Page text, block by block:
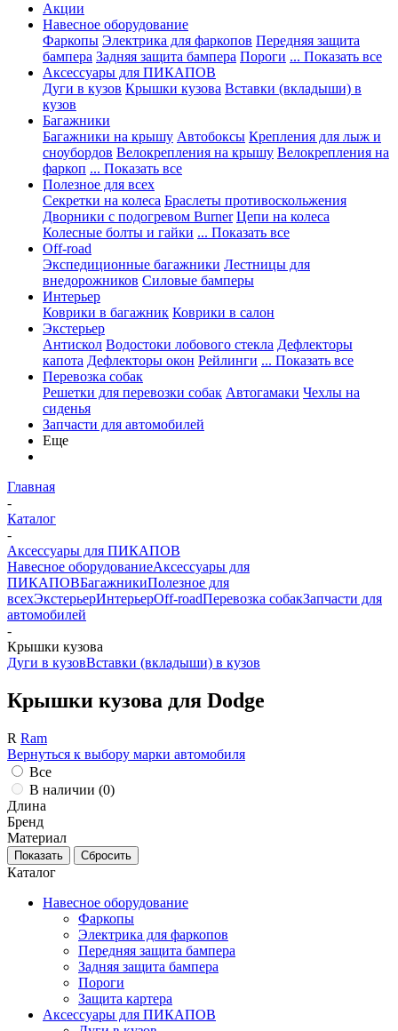
Акции
Навесное оборудование
Фаркопы Электрика для фаркопов Передняя защита
бампера Задняя защита бампера Пороги ... Показать все
Аксессуары для ПИКАПОВ
Дуги в кузов Крышки кузова Вставки (вкладыши) в
кузов
Багажники
Багажники на крышу Автобоксы Крепления для лыж и
сноубордов Велокрепления на крышу Велокрепления на
фаркоп ... Показать все
Полезное для всех
Секретки на колеса Браслеты противоскольжения
Дворники с подогревом Burner Цепи на колеса
Колесные болты и гайки ... Показать все
Off-road
Экспедиционные багажники Лестницы для
внедорожников Силовые бамперы
Интерьер
Коврики в багажник Коврики в салон
Экстерьер
Антискол Водостоки лобового стекла Дефлекторы
капота Дефлекторы окон Рейлинги ... Показать все
Перевозка собак
Решетки для перевозки собак Автогамаки Чехлы на
сиденья
Запчасти для автомобилей
Еще
Главная
-
Каталог
-
Аксессуары для ПИКАПОВ
Навесное оборудованиеАксессуары для
ПИКАПОВБагажникиПолезное для
всехЭкстерьерИнтерьерOff-roadПеревозка собакЗапчасти для
автомобилей
-
Крышки кузова
Дуги в кузовВставки (вкладыши) в кузов
Крышки кузова для Dodge
R Ram
Вернуться к выбору марки автомобиля
Все
В наличии (0)
Длина
Бренд
Материал
Каталог
Навесное оборудование
Фаркопы
Электрика для фаркопов
Передняя защита бампера
Задняя защита бампера
Пороги
Защита картера
Аксессуары для ПИКАПОВ